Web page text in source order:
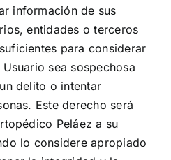
información de sus
entidades o terceros
para considerar
sea sospechosa
delito o intentar
Este derecho será
Peláez a su
lo considere apropiado